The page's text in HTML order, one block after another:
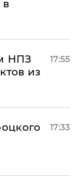
в
НПЗ
из
17:55
17:33